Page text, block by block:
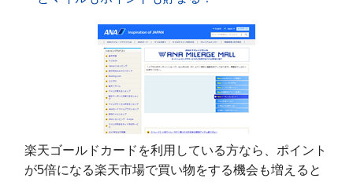
楽天ゴールドカードを利用している方なら、ポイント
が5倍になる楽天市場で買い物をする機会も増えると